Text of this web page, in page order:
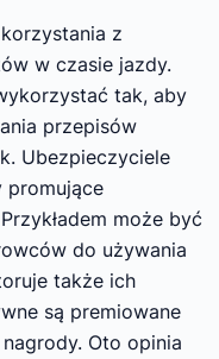
z
w czasie jazdy.
tak, aby
przepisów
Ubezpieczyciele
promujące
może być
do używania
także ich
są premiowane
Oto opinia